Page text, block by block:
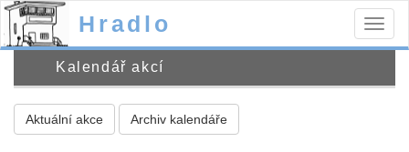
Hradlo
Kalendář akcí
Aktuální akce Archiv kalendáře